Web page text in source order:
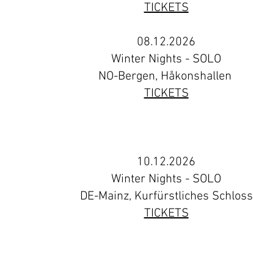
TICKETS
08.12.2026
Winter Nights - SOLO
NO-Bergen, Håkonshallen
TICKETS
10.12.2026
Winter Nights - SOLO
DE-Mainz, Kurfürstliches Schloss
TICKETS